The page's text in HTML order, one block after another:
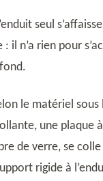
seul
il n’a rien pour
le matériel sous
une plaque
de verre, se
rigide à